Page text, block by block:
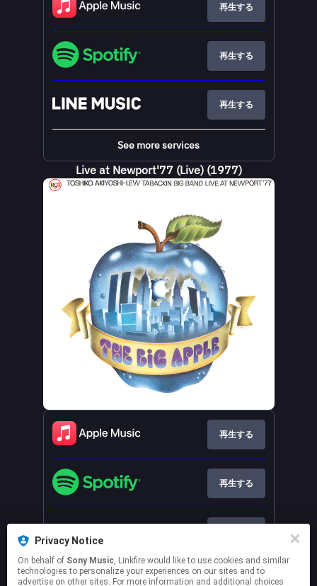
再生する
再生する
再生する
See more services
Live at Newport'77 (Live) (1977)
再生する
再生する
See more services
Privacy Notice
On behalf of Sony Music, Linkfire would like to use cookies and similar
technologies to personalize your experiences on our sites and to
advertise on other sites. For more information and additional choices